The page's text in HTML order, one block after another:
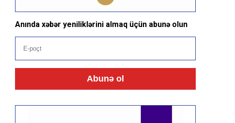
Anında xəbər yeniliklərini almaq üçün abunə olun
Abunə ol